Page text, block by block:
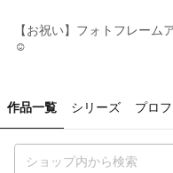
【お祝い】フォトフレーム
☺️
作品一覧 シリーズ プロ